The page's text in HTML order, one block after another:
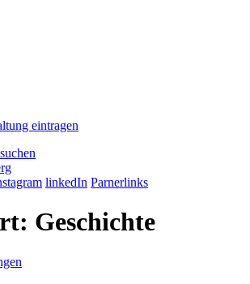
eintragen
linkedIn Parnerlinks
Geschichte